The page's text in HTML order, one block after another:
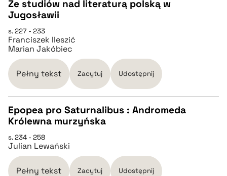
CZYSTY TEKST
pobierz cytat
pobierz cytat
Ze studiów nad literaturą polską w
Jugosławii
s. 227 - 233
Franciszek Ileszić
Marian Jakóbiec
Pełny tekst Zacytuj Udostępnij
pobierz cytat
Epopea pro Saturnalibus : Andromeda
Królewna murzyńska
s. 234 - 258
Julian Lewański
Pełny tekst Zacytuj Udostępnij